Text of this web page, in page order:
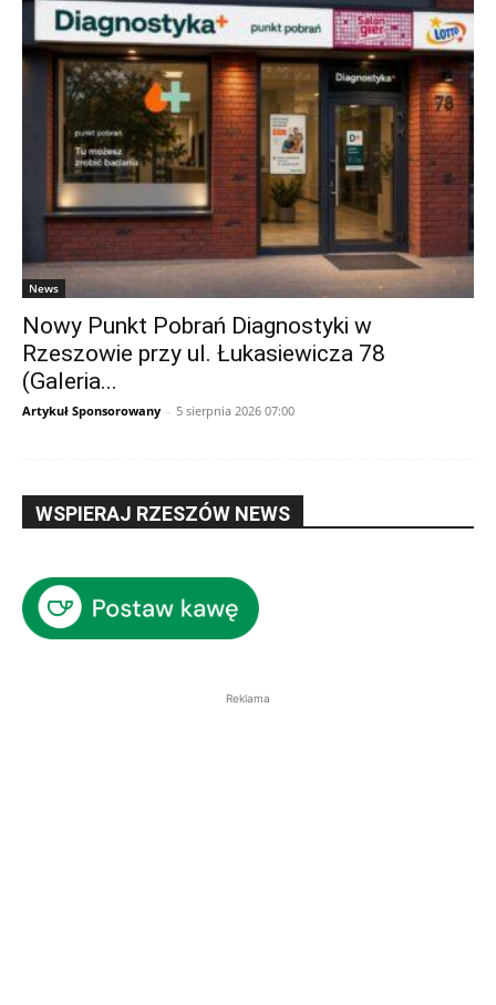
News
Nowy Punkt Pobrań Diagnostyki w
Rzeszowie przy ul. Łukasiewicza 78
(Galeria...
Artykuł Sponsorowany - 5 sierpnia 2026 07:00
WSPIERAJ RZESZÓW NEWS
Reklama